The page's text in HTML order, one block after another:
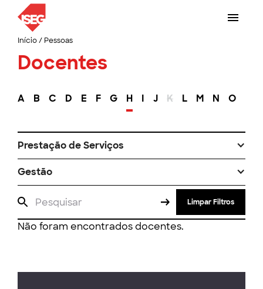
Início/ Pessoas
Docentes
A B C D E F G H I J K L M N O
Prestação de Serviços
Gestão
Limpar Filtros
Não foram encontrados docentes.